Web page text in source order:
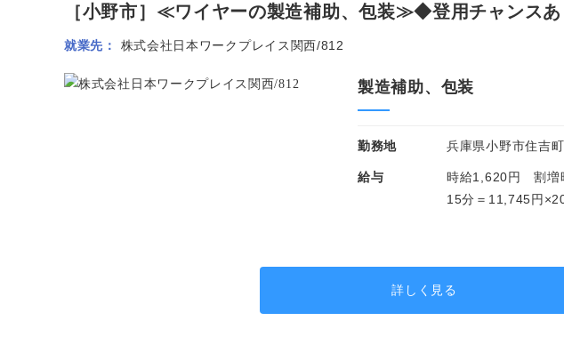
［小野市］≪ワイヤーの製造補助、包装≫◆登用チャンス
就業先 株式会社日本ワークプレイス関西/812
製造補助、包装
勤務地 兵庫県小野市住吉
給与
時給1,620円 割増
15分＝11,745円
詳しく見る